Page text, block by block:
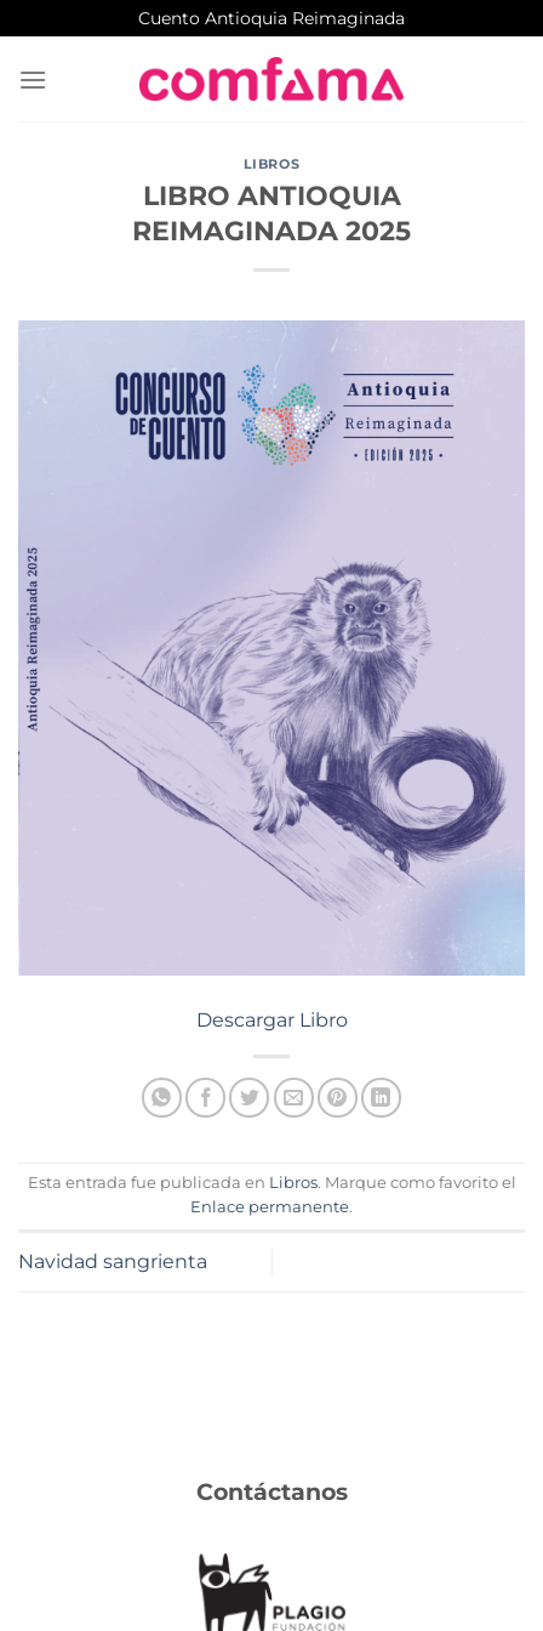
al
contenido
Cuento Antioquia Reimaginada
LIBROS
LIBRO ANTIOQUIA
REIMAGINADA 2025
Descargar Libro
Esta entrada fue publicada en Libros. Marque como favorito el
Enlace permanente.
Navidad sangrienta
Contáctanos